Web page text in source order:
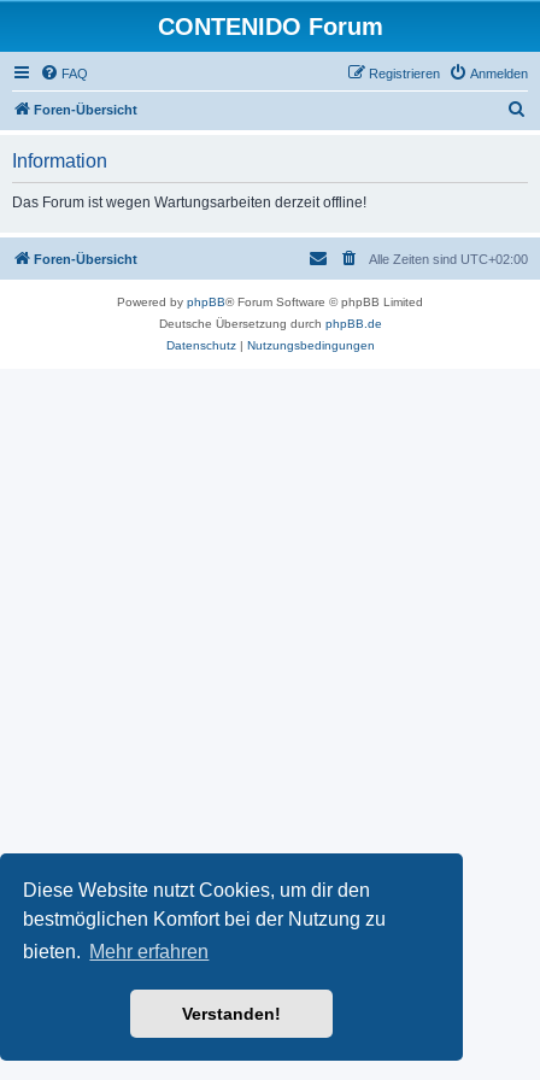
Diese Website nutzt Cookies, um dir den
bestmöglichen Komfort bei der Nutzung zu
bieten. Mehr erfahren
Verstanden!
CONTENIDO Forum
FAQ Anmelden
Registrieren
Foren-Übersicht
Information
Das Forum ist wegen Wartungsarbeiten derzeit offline!
Foren-Übersicht Alle Zeiten sind UTC+02:00
Powered by phpBB® Forum Software © phpBB Limited
Deutsche Übersetzung durch phpBB.de
Datenschutz| Nutzungsbedingungen